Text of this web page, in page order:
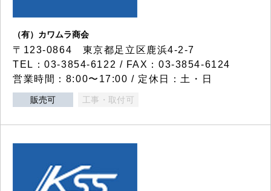
（有）カワムラ商会
〒123-0864 東京都足立区鹿浜4-2-7
TEL：03-3854-6122 / FAX：03-3854-6124
営業時間：8:00〜17:00 / 定休日：土・日
販売可 工事・取付可